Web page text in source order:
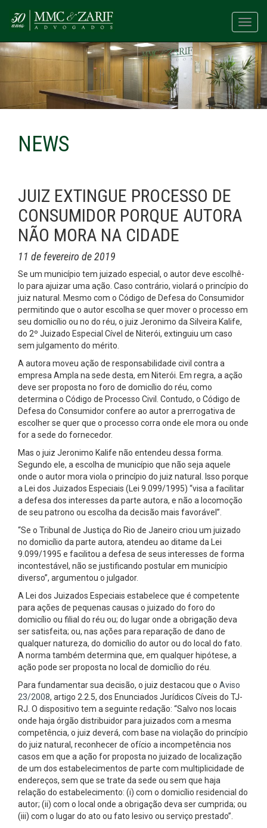
NEWS
JUIZ EXTINGUE PROCESSO DE
CONSUMIDOR PORQUE AUTORA
NÃO MORA NA CIDADE
11 de fevereiro de 2019
Se um município tem juizado especial, o autor deve escolhê-
lo para ajuizar uma ação. Caso contrário, violará o princípio do
juiz natural. Mesmo com o Código de Defesa do Consumidor
permitindo que o autor escolha se quer mover o processo em
seu domicílio ou no do réu, o juiz Jeronimo da Silveira Kalife,
do 2º Juizado Especial Cível de Niterói, extinguiu um caso
sem julgamento do mérito.
A autora moveu ação de responsabilidade civil contra a
empresa Ampla na sede desta, em Niterói. Em regra, a ação
deve ser proposta no foro de domicílio do réu, como
determina o Código de Processo Civil. Contudo, o Código de
Defesa do Consumidor confere ao autor a prerrogativa de
escolher se quer que o processo corra onde ele mora ou onde
for a sede do fornecedor.
Mas o juiz Jeronimo Kalife não entendeu dessa forma.
Segundo ele, a escolha de município que não seja aquele
onde o autor mora viola o princípio do juiz natural. Isso porque
a Lei dos Juizados Especiais (Lei 9.099/1995) “visa a facilitar
a defesa dos interesses da parte autora, e não a locomoção
de seu patrono ou escolha da decisão mais favorável”.
“Se o Tribunal de Justiça do Rio de Janeiro criou um juizado
no domicílio da parte autora, atendeu ao ditame da Lei
9.099/1995 e facilitou a defesa de seus interesses de forma
incontestável, não se justificando postular em município
diverso”, argumentou o julgador.
A Lei dos Juizados Especiais estabelece que é competente
para ações de pequenas causas o juizado do foro do
domicílio ou filial do réu ou; do lugar onde a obrigação deva
ser satisfeita; ou, nas ações para reparação de dano de
qualquer natureza, do domicílio do autor ou do local do fato.
A norma também determina que, em qualquer hipótese, a
ação pode ser proposta no local de domicílio do réu.
Para fundamentar sua decisão, o juiz destacou que o Aviso
23/2008, artigo 2.2.5, dos Enunciados Jurídicos Cíveis do TJ-
RJ. O dispositivo tem a seguinte redação: “Salvo nos locais
onde haja órgão distribuidor para juizados com a mesma
competência, o juiz deverá, com base na violação do princípio
do juiz natural, reconhecer de ofício a incompetência nos
casos em que a ação for proposta no juizado de localização
de um dos estabelecimentos de parte com multiplicidade de
endereços, sem que se trate da sede ou sem que haja
relação do estabelecimento: (i) com o domicílio residencial do
autor; (ii) com o local onde a obrigação deva ser cumprida; ou
(iii) com o lugar do ato ou fato lesivo ou serviço prestado”.